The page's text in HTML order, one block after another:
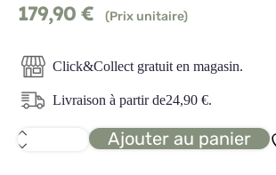
179,90 € (Prix unitaire)
Click&Collect gratuit en magasin.
Livraison à partir de24,90 €.
quantité
de
Ajouter au panier